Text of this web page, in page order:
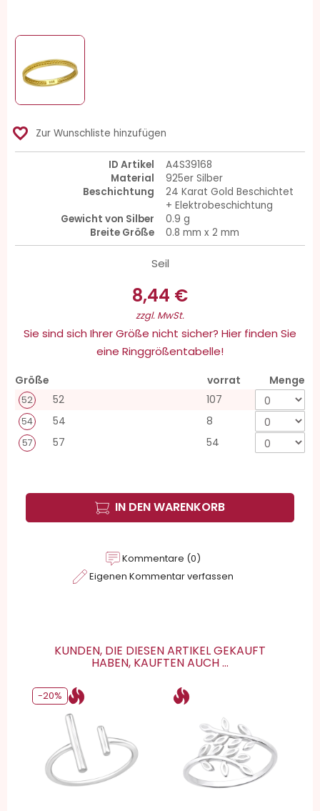
favorite_border Zur Wunschliste hinzufügen
ID Artikel
A4S39168
Material
925er Silber
Beschichtung
24 Karat Gold Beschichtet
+ Elektrobeschichtung
Gewicht von Silber
0.9 g
Breite Größe
0.8 mm x 2 mm
Seil
8,44 €
zzgl. MwSt.
Sie sind sich Ihrer Größe nicht sicher? Hier finden Sie
eine Ringgrößentabelle!
Größe vorrat Menge
52 52 107
54 54 8
57 57 54
IN DEN WARENKORB
Kommentare (0)
Eigenen Kommentar verfassen
KUNDEN, DIE DIESEN ARTIKEL GEKAUFT
HABEN, KAUFTEN AUCH ...
-20%